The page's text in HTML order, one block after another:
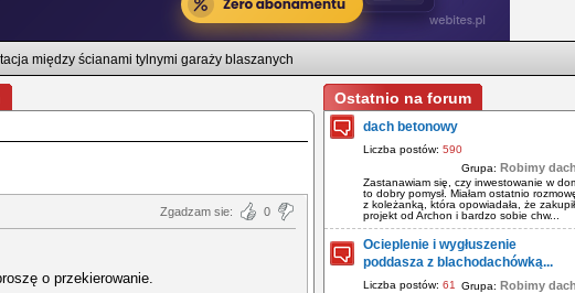
między ścianami tylnymi garaży blaszanych
Zgadzam sie: 0
o przekierowanie.
Ostatnio na forum
dach betonowy
Liczba postów: 590
Grupa: Robimy dach
Zastanawiam się, czy inwestowanie w
to dobry pomysł. Miałam ostatnio
z koleżanką, która opowiadała, że
projekt od Archon i bardzo sobie chw...
Ocieplenie i wygłuszenie
poddasza z blachodachówką...
Liczba postów: 61 Grupa: Robimy dach